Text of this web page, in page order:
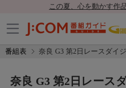
この夏、心を動かす作
番組表 奈良 G3 第2日レースダイ
奈良 G3 第2日レース